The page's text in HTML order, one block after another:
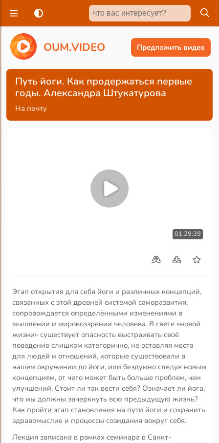
OUM.VIDEO Предложить видео
Путь йоги. Как продержаться первые
годы. Александра Штукатурова
На почту
01:29:39
Этап открытия для себя йоги и различных концепций,
связанных с этой древней системой саморазвития,
сопровождается определёнными изменениями в
мышлении и мировоззрении человека. В свете «новой
жизни» существует опасность выстраивать своё
поведение слишком категорично, не оставляя места
для людей и отношений, которые существовали в
нашем окружении до йоги, или бездумно следуя новым
концепциям, от чего может быть больше проблем, чем
улучшений. Стоит ли так вести себя? Означает ли йога,
что мы должны зачеркнуть всю предыдущую жизнь?
Как пройти этап становления на пути йоги и сохранить
здравомыслие и процессы созидания вокруг себя.
Лекция записана в рамках семинара в Санкт-